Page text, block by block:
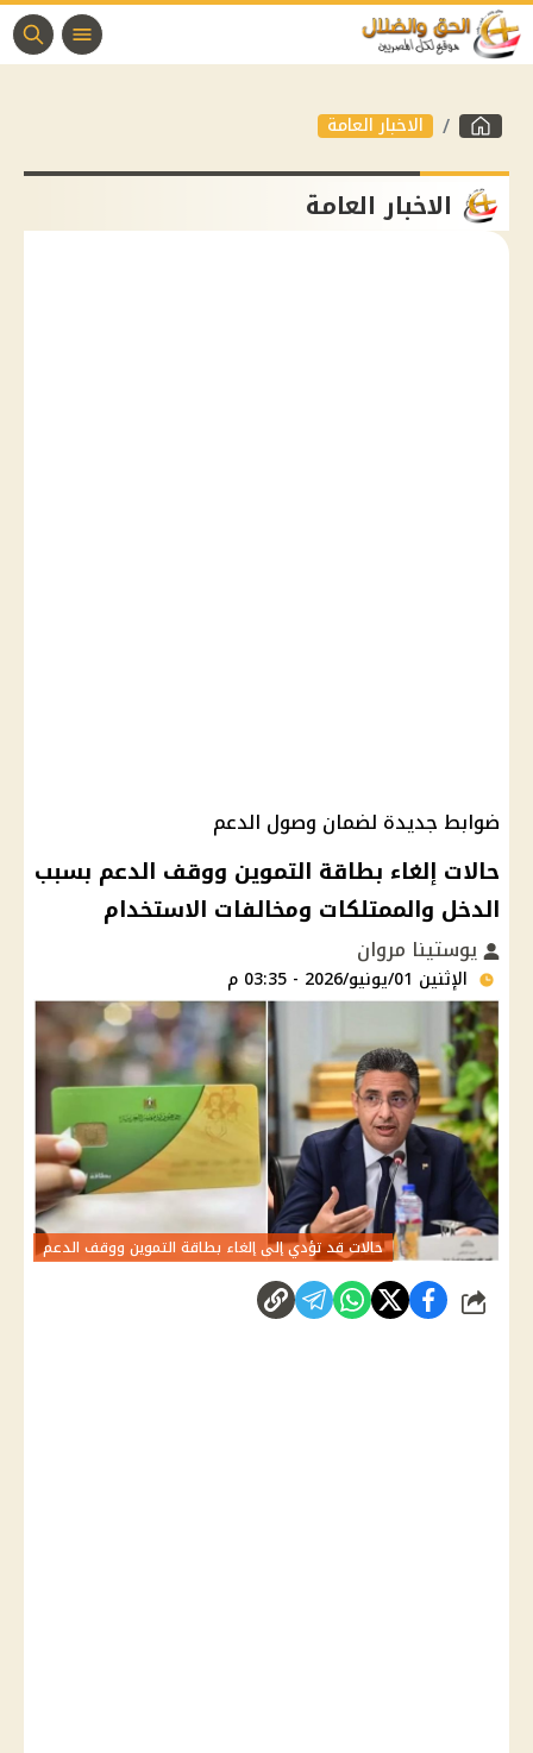
الاخبار العامة
الاخبار العامة
ضوابط جديدة لضمان وصول الدعم
حالات إلغاء بطاقة التموين ووقف الدعم بسبب
الدخل والممتلكات ومخالفات الاستخدام
يوستينا مروان
الإثنين 01/يونيو/2026 - 03:35 م
حالات قد تؤدي إلى إلغاء بطاقة التموين ووقف الدعم
شارك